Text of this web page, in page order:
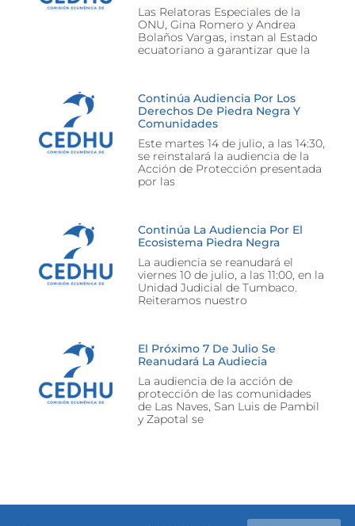
Las Relatoras Especiales de la
ONU, Gina Romero y Andrea
Bolaños Vargas, instan al Estado
ecuatoriano a garantizar que la
Continúa Audiencia Por Los
Derechos De Piedra Negra Y
Comunidades
Este martes 14 de julio, a las 14:30,
se reinstalará la audiencia de la
Acción de Protección presentada
por las
Continúa La Audiencia Por El
Ecosistema Piedra Negra
La audiencia se reanudará el
viernes 10 de julio, a las 11:00, en la
Unidad Judicial de Tumbaco.
Reiteramos nuestro
El Próximo 7 De Julio Se
Reanudará La Audiecia
La audiencia de la acción de
protección de las comunidades
de Las Naves, San Luis de Pambil
y Zapotal se